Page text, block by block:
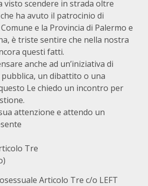
visto scendere in strada oltre
ha avuto il patrocinio di
e la Provincia di Palermo e
è triste sentire che nella nostra
questi fatti.
anche ad un’iniziativa di
un dibattito o una
Le chiedo un incontro per
attenzione e attendo un
Tre
Articolo Tre c/o LEFT